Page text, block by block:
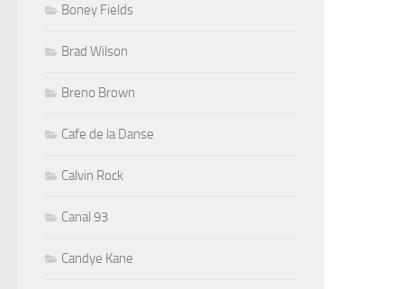
Boney Fields
Brad Wilson
Breno Brown
Cafe de la Danse
Calvin Rock
Canal 93
Candye Kane